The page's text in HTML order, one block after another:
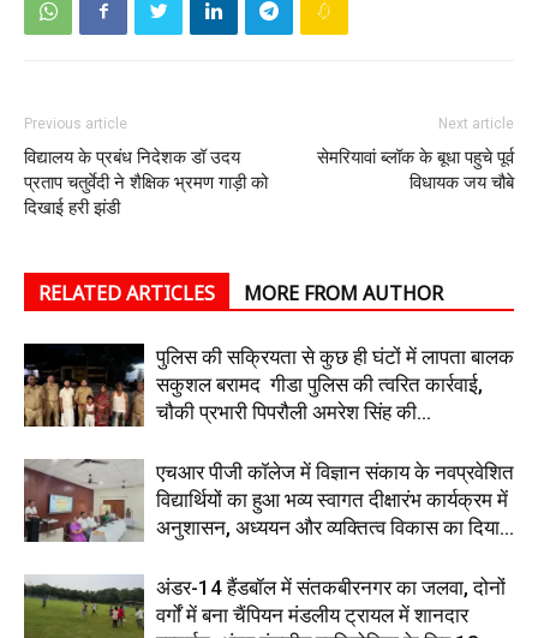
Previous article
विद्यालय के प्रबंध निदेशक डॉ उदय
प्रताप चतुर्वेदी ने शैक्षिक भ्रमण गाड़ी को
दिखाई हरी झंडी
Next article
सेमरियावां ब्लॉक के बूधा पहुचे पूर्व
विधायक जय चौबे
RELATED ARTICLES MORE FROM AUTHOR
पुलिस की सक्रियता से कुछ ही घंटों में लापता बालक
सकुशल बरामद गीडा पुलिस की त्वरित कार्रवाई,
चौकी प्रभारी पिपरौली अमरेश सिंह की...
एचआर पीजी कॉलेज में विज्ञान संकाय के नवप्रवेशित
विद्यार्थियों का हुआ भव्य स्वागत दीक्षारंभ कार्यक्रम में
अनुशासन, अध्ययन और व्यक्तित्व विकास का दिया...
अंडर-14 हैंडबॉल में संतकबीरनगर का जलवा, दोनों
वर्गों में बना चैंपियन मंडलीय ट्रायल में शानदार